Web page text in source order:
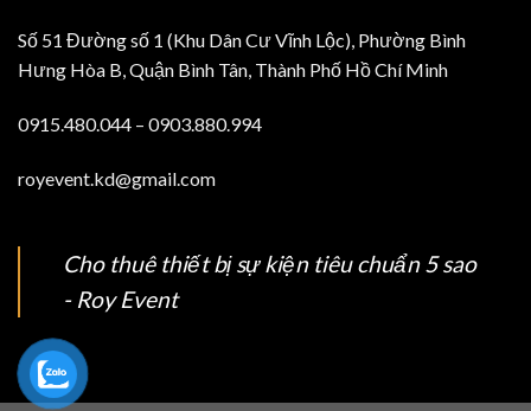
Số 51 Đường số 1 (Khu Dân Cư Vĩnh Lộc), Phường Bình
Hưng Hòa B, Quận Bình Tân, Thành Phố Hồ Chí Minh
0915.480.044 – 0903.880.994
royevent.kd@gmail.com
Cho thuê thiết bị sự kiện tiêu chuẩn 5 sao
- Roy Event